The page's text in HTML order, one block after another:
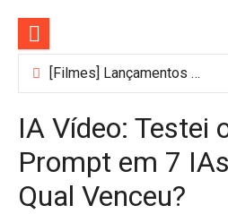
conteúdo
[Filmes] Lançamentos de agosto no Adrenalina Pura+ trazem ação e suspense
IA Vídeo: Testei
Prompt em 7
Qual Venceu?